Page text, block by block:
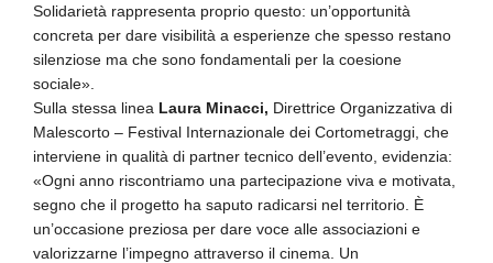
Solidarietà rappresenta proprio questo: un’opportunità
concreta per dare visibilità a esperienze che spesso restano
silenziose ma che sono fondamentali per la coesione
sociale».
Sulla stessa linea Laura Minacci, Direttrice Organizzativa di
Malescorto – Festival Internazionale dei Cortometraggi, che
interviene in qualità di partner tecnico dell’evento, evidenzia:
«Ogni anno riscontriamo una partecipazione viva e motivata,
segno che il progetto ha saputo radicarsi nel territorio. È
un’occasione preziosa per dare voce alle associazioni e
valorizzarne l’impegno attraverso il cinema. Un